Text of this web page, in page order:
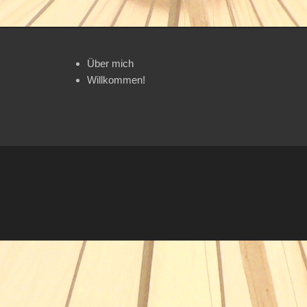
Über mich
Willkommen!